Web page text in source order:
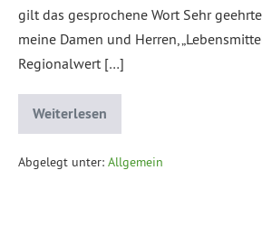
gilt das gesprochene Wort Sehr
meine Damen und Herren,
Regionalwert […]
Weiterlesen
Abgelegt unter: Allgemein